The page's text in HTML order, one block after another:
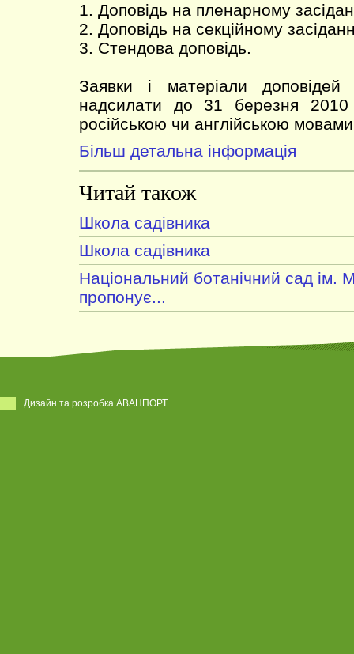
1. Доповідь на пленарному
2. Доповідь на секційному
3. Стендова доповідь.
Заявки і матеріали доповідей
надсилати до 31 березня 2010
російською чи англійською
Більш детальна інформація
Читай також
Школа садівника
Школа садівника
Національний ботанічний сад
пропонує...
Дизайн та розробка АВАНПОРТ